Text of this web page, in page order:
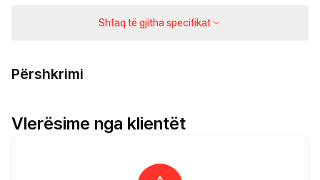
Shfaq të gjitha specifikat
Përshkrimi
Vlerësime nga klientët